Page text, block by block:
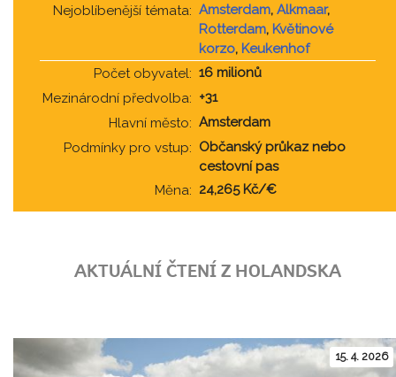
Nejoblíbenější témata: Amsterdam, Alkmaar,
Rotterdam, Květinové
korzo, Keukenhof
Počet obyvatel: 16 milionů
Mezinárodní předvolba: +31
Hlavní město: Amsterdam
Podmínky pro vstup: Občanský průkaz nebo
cestovní pas
Měna: 24,265 Kč/€
AKTUÁLNÍ ČTENÍ Z HOLANDSKA
15. 4. 2026